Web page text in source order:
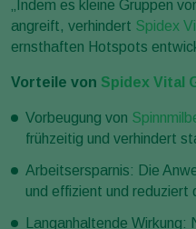
„Indem es kleine Gruppen
angreift, verhindert Spidex
ernsthaften Hotspots
Vorteile von Spidex Vital
Vorbeugung von
frühzeitig und verhindert
Arbeitsersparnis: Die
und effizient und reduziert
Langanhaltende